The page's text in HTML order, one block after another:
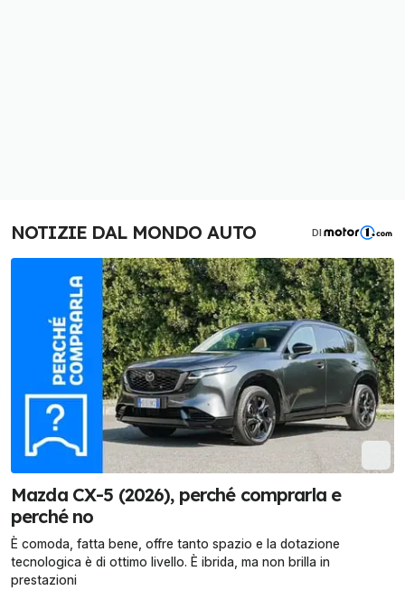
NOTIZIE DAL MONDO AUTO DI
Mazda CX-5 (2026), perché comprarla e
perché no
È comoda, fatta bene, offre tanto spazio e la dotazione
tecnologica è di ottimo livello. È ibrida, ma non brilla in
prestazioni